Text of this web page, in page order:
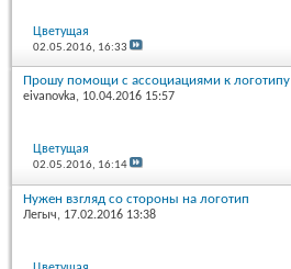
Цветущая
02.05.2016, 16:33
Прошу помощи с ассоциациями к логотипу
eivanovka, 10.04.2016 15:57
Цветущая
02.05.2016, 16:14
Нужен взгляд со стороны на логотип
Легыч, 17.02.2016 13:38